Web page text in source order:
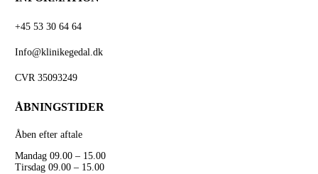
+45 53 30 64 64
Info@klinikegedal.dk
CVR 35093249
ÅBNINGSTIDER
Åben efter aftale
Mandag 09.00 – 15.00
Tirsdag 09.00 – 15.00